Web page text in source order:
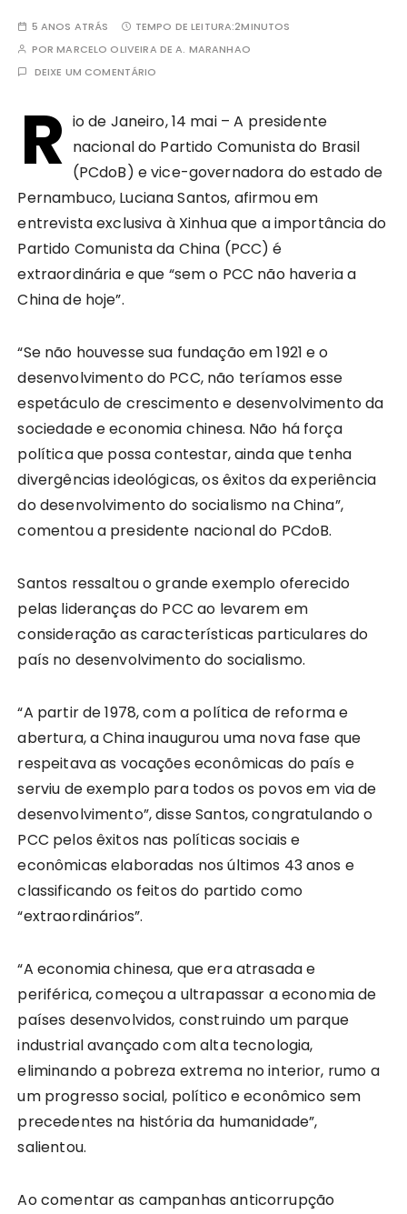
5 ANOS ATRÁS TEMPO DE LEITURA:2MINUTOS
PORMARCELO OLIVEIRA DE A. MARANHAO
DEIXE UM COMENTÁRIO
R io de Janeiro, 14 mai – A presidente
nacional do Partido Comunista do Brasil
(PCdoB) e vice-governadora do estado de
Pernambuco, Luciana Santos, afirmou em
entrevista exclusiva à Xinhua que a importância do
Partido Comunista da China (PCC) é
extraordinária e que “sem o PCC não haveria a
China de hoje”.
“Se não houvesse sua fundação em 1921 e o
desenvolvimento do PCC, não teríamos esse
espetáculo de crescimento e desenvolvimento da
sociedade e economia chinesa. Não há força
política que possa contestar, ainda que tenha
divergências ideológicas, os êxitos da experiência
do desenvolvimento do socialismo na China”,
comentou a presidente nacional do PCdoB.
Santos ressaltou o grande exemplo oferecido
pelas lideranças do PCC ao levarem em
consideração as características particulares do
país no desenvolvimento do socialismo.
“A partir de 1978, com a política de reforma e
abertura, a China inaugurou uma nova fase que
respeitava as vocações econômicas do país e
serviu de exemplo para todos os povos em via de
desenvolvimento”, disse Santos, congratulando o
PCC pelos êxitos nas políticas sociais e
econômicas elaboradas nos últimos 43 anos e
classificando os feitos do partido como
“extraordinários”.
“A economia chinesa, que era atrasada e
periférica, começou a ultrapassar a economia de
países desenvolvidos, construindo um parque
industrial avançado com alta tecnologia,
eliminando a pobreza extrema no interior, rumo a
um progresso social, político e econômico sem
precedentes na história da humanidade”,
salientou.
Ao comentar as campanhas anticorrupção